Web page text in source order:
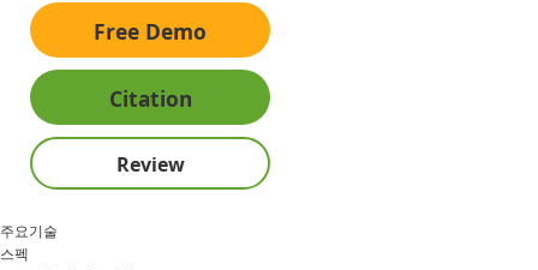
Free Demo
Citation
Review
주요기술
스펙